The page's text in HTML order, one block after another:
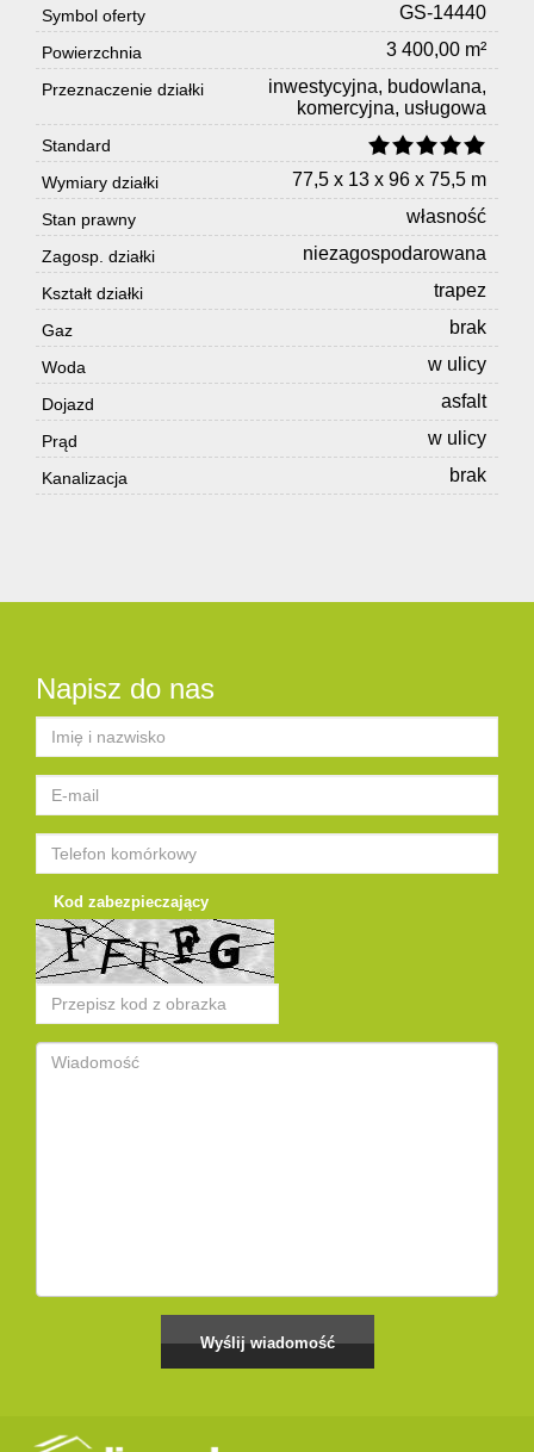
Symbol oferty GS-14440
Powierzchnia 3 400,00 m²
Przeznaczenie działki
inwestycyjna, budowlana,
komercyjna, usługowa
Standard
Wymiary działki
77,5 x 13 x 96 x 75,5 m
Stan prawny własność
Zagosp. działki niezagospodarowana
Kształt działki trapez
Gaz brak
Woda w ulicy
Dojazd asfalt
Prąd w ulicy
Kanalizacja brak
Napisz do nas
Kod zabezpieczający